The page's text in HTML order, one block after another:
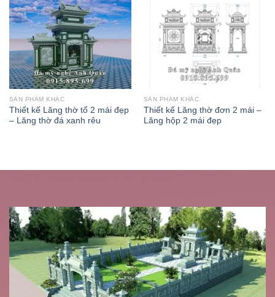
SẢN PHẨM KHÁC
Thiết kế Lăng thờ tổ 2 mái đẹp
– Lăng thờ đá xanh rêu
SẢN PHẨM KHÁC
Thiết kế Lăng thờ đơn 2 mái –
Lăng hộp 2 mái đẹp